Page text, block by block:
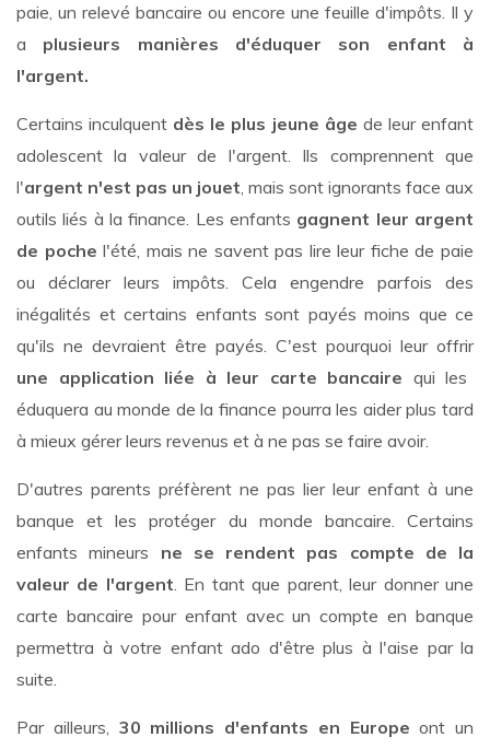
paie, un relevé bancaire ou encore une feuille d'impôts. Il y
a plusieurs manières d'éduquer son enfant à
l'argent.
Certains inculquent dès le plus jeune âge de leur enfant
adolescent la valeur de l'argent. Ils comprennent que
l'argent n'est pas un jouet, mais sont ignorants face aux
outils liés à la finance. Les enfants gagnent leur argent
de poche l'été, mais ne savent pas lire leur fiche de paie
ou déclarer leurs impôts. Cela engendre parfois des
inégalités et certains enfants sont payés moins que ce
qu'ils ne devraient être payés. C'est pourquoi leur offrir
une application liée à leur carte bancaire qui les
éduquera au monde de la finance pourra les aider plus tard
à mieux gérer leurs revenus et à ne pas se faire avoir.
D'autres parents préfèrent ne pas lier leur enfant à une
banque et les protéger du monde bancaire. Certains
enfants mineurs ne se rendent pas compte de la
valeur de l'argent. En tant que parent, leur donner une
carte bancaire pour enfant avec un compte en banque
permettra à votre enfant ado d'être plus à l'aise par la
suite.
Par ailleurs, 30 millions d'enfants en Europe ont un